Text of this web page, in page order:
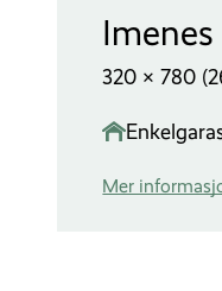
Imenes
320 × 780
Mer